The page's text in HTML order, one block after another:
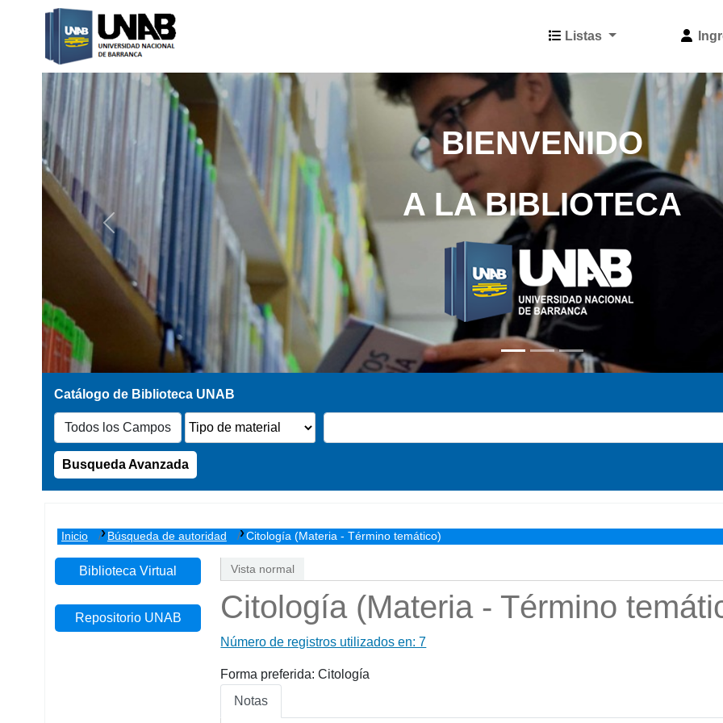
Catalogo Web UNAB
Listas
BIENVENIDO
A LA BIBLIOTECA
Previous
Busqueda Avanzada
Inicio Búsqueda de autoridad Citología (Materia - Término temático)
Biblioteca Virtual
Repositorio UNAB
Vista normal
Citología (Materia - Término
Número de registros utilizados en: 7
Forma preferida:Citología
Notas